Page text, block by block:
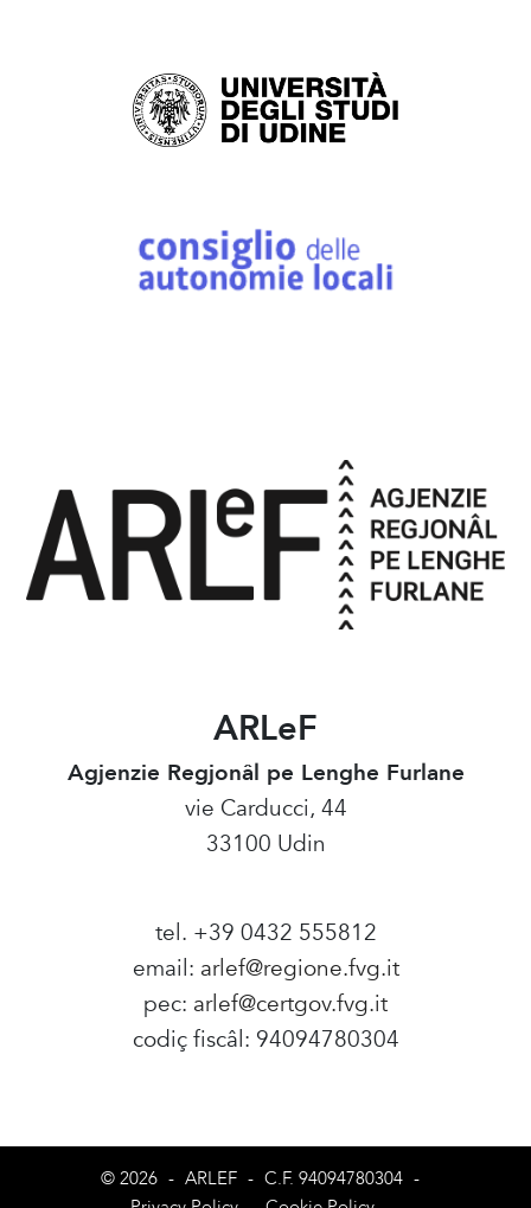
ARLeF
Agjenzie Regjonâl pe Lenghe Furlane
vie Carducci, 44
33100 Udin
tel. +39 0432 555812
email: arlef@regione.fvg.it
pec: arlef@certgov.fvg.it
codiç fiscâl: 94094780304
© 2026 - ARLEF - C.F. 94094780304 -